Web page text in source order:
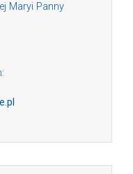
Maryi Panny